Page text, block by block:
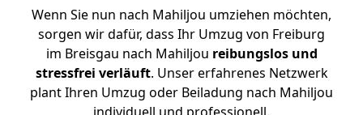
Wenn Sie nun nach Mahiljou umziehen möchten,
sorgen wir dafür, dass Ihr Umzug von Freiburg
im Breisgau nach Mahiljou reibungslos und
stressfrei verläuft. Unser erfahrenes Netzwerk
plant Ihren Umzug oder Beiladung nach Mahiljou